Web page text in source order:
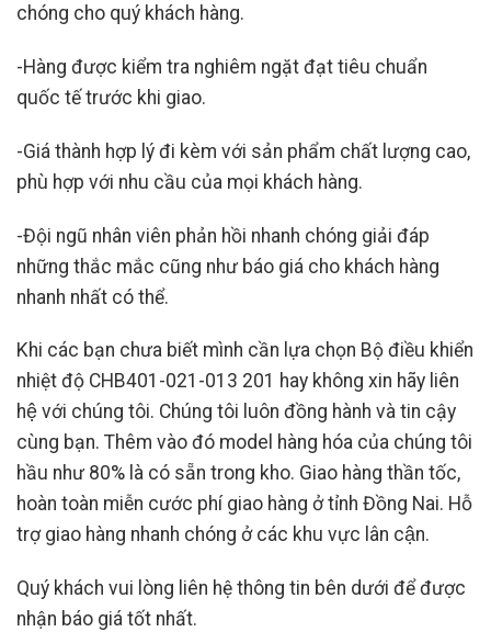
chóng cho quý khách hàng.
-Hàng được kiểm tra nghiêm ngặt đạt tiêu chuẩn
quốc tế trước khi giao.
-Giá thành hợp lý đi kèm với sản phẩm chất lượng cao,
phù hợp với nhu cầu của mọi khách hàng.
-Đội ngũ nhân viên phản hồi nhanh chóng giải đáp
những thắc mắc cũng như báo giá cho khách hàng
nhanh nhất có thể.
Khi các bạn chưa biết mình cần lựa chọn Bộ điều khiển
nhiệt độ CHB401-021-013 201 hay không xin hãy liên
hệ với chúng tôi. Chúng tôi luôn đồng hành và tin cậy
cùng bạn. Thêm vào đó model hàng hóa của chúng tôi
hầu như 80% là có sẵn trong kho. Giao hàng thần tốc,
hoàn toàn miễn cước phí giao hàng ở tỉnh Đồng Nai. Hỗ
trợ giao hàng nhanh chóng ở các khu vực lân cận.
Quý khách vui lòng liên hệ thông tin bên dưới để được
nhận báo giá tốt nhất.